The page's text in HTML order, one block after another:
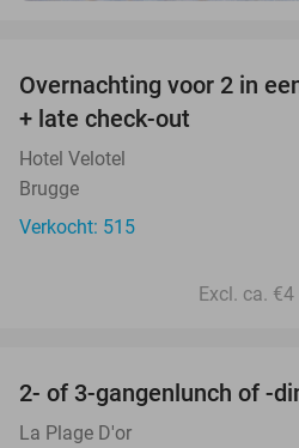
Overnachting voor 2 in
+ late check-out
Hotel Velotel
Brugge
Verkocht: 515
Excl. ca.
2- of 3-gangenlunch of -
La Plage D'or